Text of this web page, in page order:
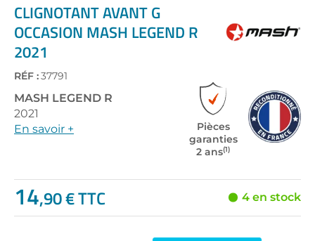
the
beginning
of
the
images
gallery
CLIGNOTANT AVANT G
OCCASION MASH LEGEND R
2021
RÉF :37791
MASH LEGEND R
2021
En savoir +
Pièces
garanties
2 ans(1)
14,90 € TTC 4 en stock